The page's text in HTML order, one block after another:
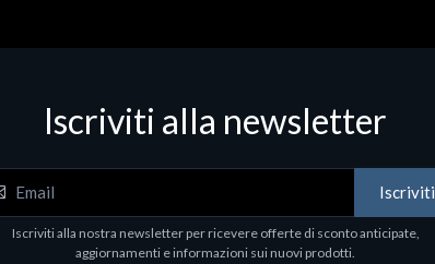
Iscriviti alla newsletter
Iscriviti
Iscriviti alla nostra newsletter per ricevere offerte di sconto anticipate,
aggiornamenti e informazioni sui nuovi prodotti.